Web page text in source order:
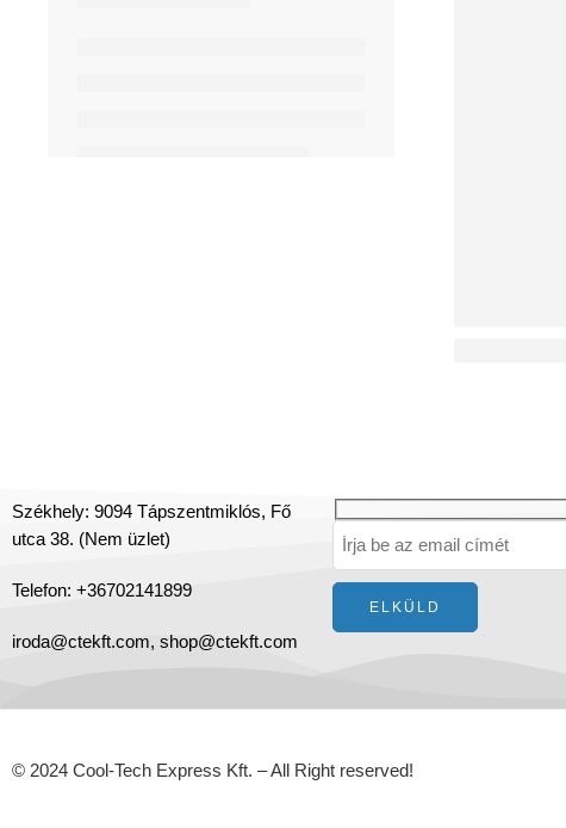
Székhely: 9094 Tápszentmiklós, Fő
utca 38. (Nem üzlet)
Telefon: +36702141899
iroda@ctekft.com, shop@ctekft.com
© 2024 Cool-Tech Express Kft. – All Right reserved!